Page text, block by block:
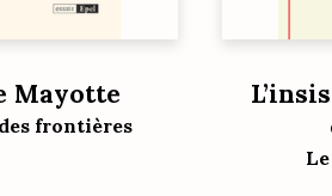
Mayotte
frontières